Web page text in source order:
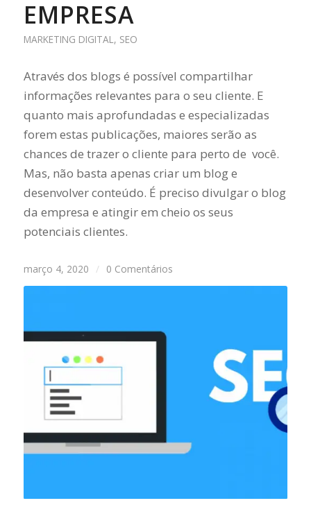
EMPRESA
MARKETING DIGITAL, SEO
Através dos blogs é possível compartilhar
informações relevantes para o seu cliente. E
quanto mais aprofundadas e especializadas
forem estas publicações, maiores serão as
chances de trazer o cliente para perto de você.
Mas, não basta apenas criar um blog e
desenvolver conteúdo. É preciso divulgar o blog
da empresa e atingir em cheio os seus
potenciais clientes.
março 4, 2020 / 0 Comentários